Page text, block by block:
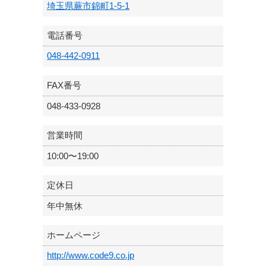
埼玉県蕨市錦町1-5-1
電話番号
048-442-0911
FAX番号
048-433-0928
営業時間
10:00〜19:00
定休日
年中無休
ホームページ
http://www.code9.co.jp